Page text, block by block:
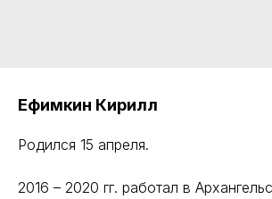
Ефимкин Кирилл
Родился 15 апреля.
2016 – 2020 гг. работал в